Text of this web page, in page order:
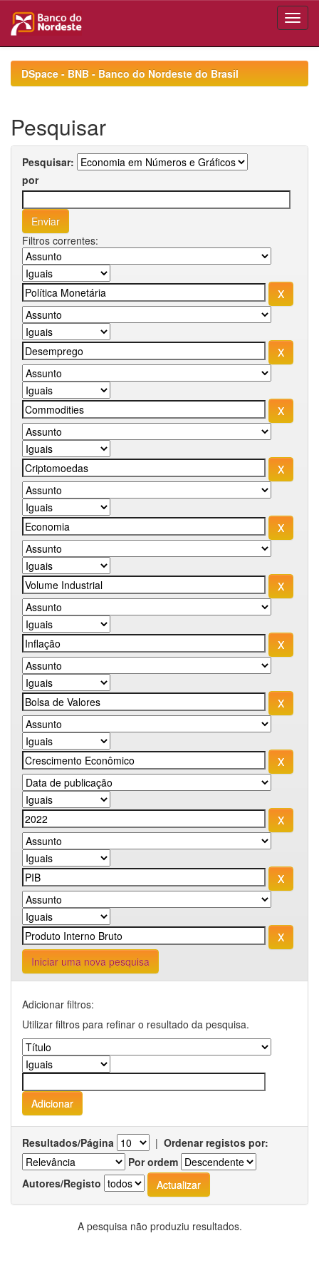
navigationDSpace - BNB - Banco do Nordeste do Brasil
Pesquisar
Pesquisar:
por
Filtros correntes:
Iniciar uma nova pesquisa
Adicionar filtros:
Utilizar filtros para refinar o resultado da pesquisa.
Resultados/Página | Ordenar registos por:
Por ordem
Autores/Registo
A pesquisa não produziu resultados.